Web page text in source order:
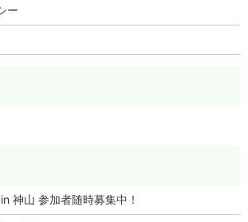
ー
神山 参加者随時募集中！